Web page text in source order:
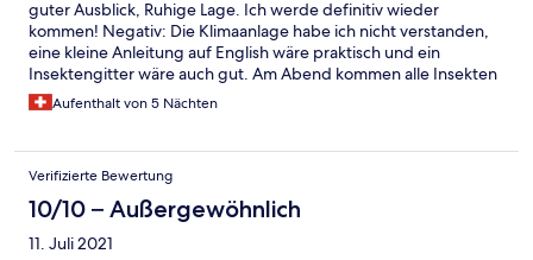
guter Ausblick, Ruhige Lage. Ich werde definitiv wieder
kommen! Negativ: Die Klimaanlage habe ich nicht verstanden,
eine kleine Anleitung auf English wäre praktisch und ein
Insektengitter wäre auch gut. Am Abend kommen alle Insekten
rein..... TV ist ein älteres Model. (Kein Smart-TV)
Aufenthalt von 5 Nächten
Verifizierte Bewertung
10/10 – Außergewöhnlich
11. Juli 2021